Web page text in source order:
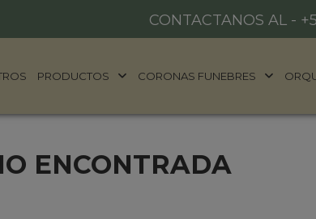
CONTACTANOS AL -
PRODUCTOS CORONAS FUNEBRES
ENCONTRADA